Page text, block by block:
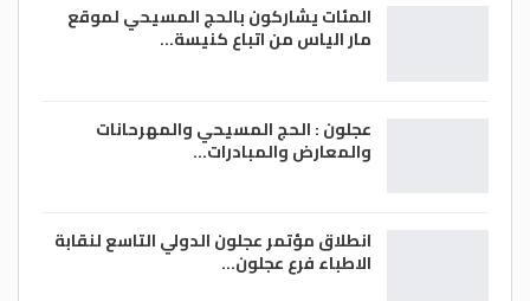
المئات يشاركون بالحج المسيحي لموقع
مار الياس من اتباع كنيسة…
عجلون : الحج المسيحي والمهرحانات
والمعارض والمبادرات…
انطلاق مؤتمر عجلون الدولي التاسع لنقابة
الاطباء فرع عجلون…